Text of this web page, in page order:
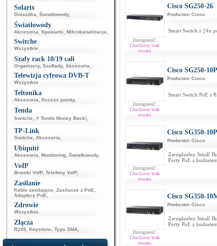
Solarix
Gniazdka Światłowody,
Światłowody
Akcesoria Spawarki Mikrokanalizacja
Switche
Wszystkie
Szafy rack 10/19 cali
Organizery, Szuflady, Akcesoria
Telewizja cyfrowa DVB-T
Wszystkie
Teltonika
Akcesoria Access pointy,
Tenda
Switche ⚡ Tenda Money Back!
TP-Link
Switche Akcesoria
Ubiquiti
Akcesoria Monitoring Światłowody,
VoIP
Bramki VoIP, Telefony VoIP,
Zasilanie
Kable zasilające Zasilacze z PoE
Adaptery PoE
Zdrowie
Wszystkie
Złącza
RJ45 Keystone Typu SMA
Dostępność:
Chwilowy brak
towaru
Cisco SG250-26
Producent: Cisco
Smart Switch z 24x
Dostępność:
Chwilowy brak
towaru
Cisco SG250-10P
Producent: Cisco
Smart Switch PoE z
Dostępność:
Chwilowy brak
towaru
Cisco SG350-10P
Producent: Cisco
Zarządzalny Small
Porty PoE z
Dostępność:
Chwilowy brak
towaru
Cisco SG350-
Producent: Cisco
Zarządzalny Small
Porty PoE z